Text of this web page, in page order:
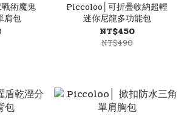
術魔鬼
肩包
Piccoloo│可折疊收納超輕
迷你尼龍多功能包
NT$450
NT$490